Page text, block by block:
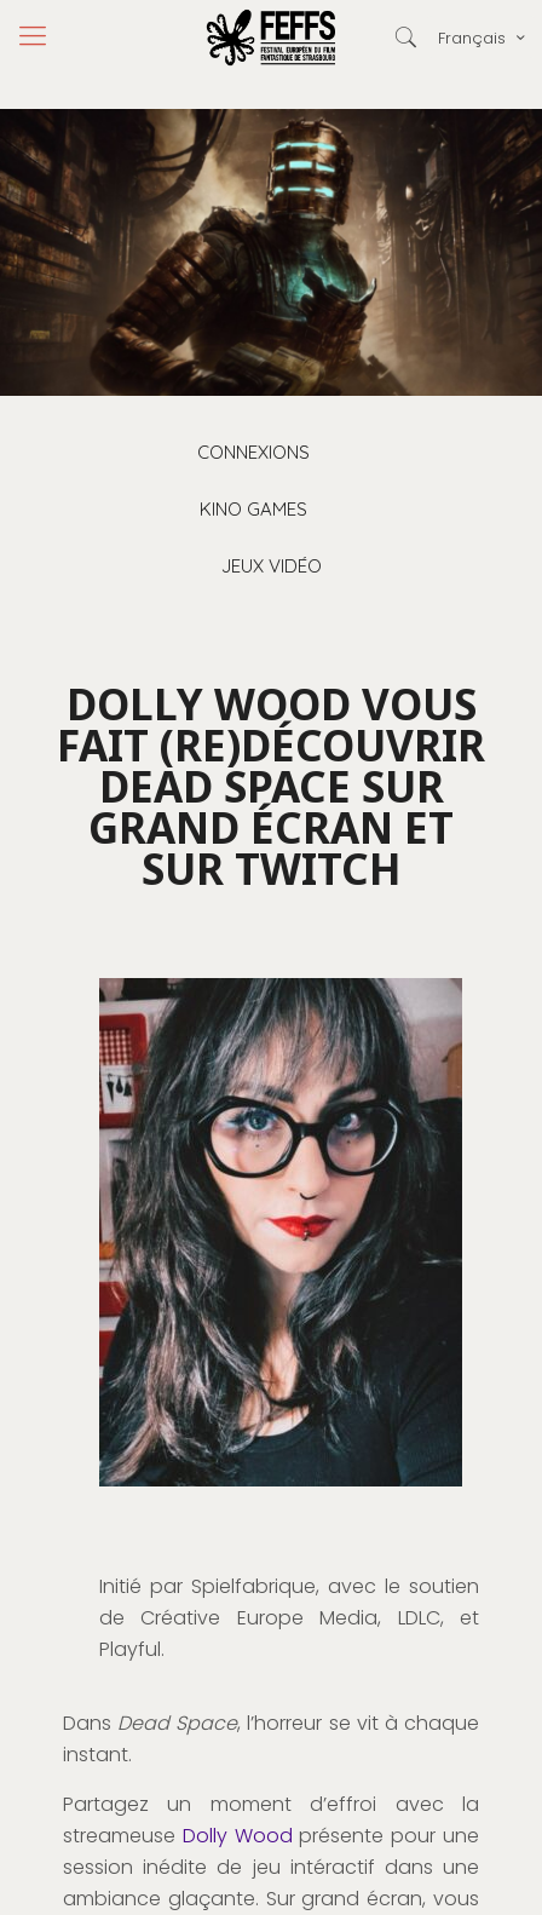
Français
CONNEXIONS
KINO GAMES
JEUX VIDÉO
DOLLY WOOD VOUS
FAIT (RE)DÉCOUVRIR
DEAD SPACE SUR
GRAND ÉCRAN ET
SUR TWITCH
Initié par Spielfabrique, avec le soutien
de Créative Europe Media, LDLC, et
Playful.
Dans Dead Space, l’horreur se vit à chaque
instant.
Partagez un moment d’effroi avec la
streameuse Dolly Wood présente pour une
session inédite de jeu intéractif dans une
ambiance glaçante. Sur grand écran, vous